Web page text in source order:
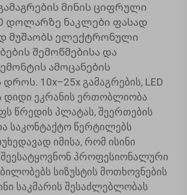
მინის ციფრული
დოლარზე ნაკლები ფასად
მუშაობს ელექტრონული
შემოწმებისა და
ამოცანების
10x–25x გამაგრების, LED
დიდი ეკრანის ერთობლიობა
წრედის პლატას, შეერთების
საკონტაქტო წერტილებს
იმისა, რომ ისინი
პროფესიონალური
სიზუსტის მოთხოვნების
საკმარის შესაძლებლობას